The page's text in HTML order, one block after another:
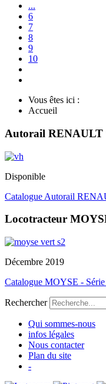
...
6
7
8
9
10
Vous êtes ici :
Accueil
Autorail RENAULT
Disponible
Catalogue Autorail
Locotracteur
Décembre 2019
Catalogue MOYSE -
Rechercher
Qui sommes-nous
infos légales
Nous contacter
Plan du site
-